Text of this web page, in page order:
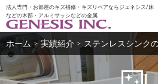
法人専門・お部屋のキズ補修・キズリペアならジェネシス/床
などの木部・アルミサッシなどの金属
ホーム ＞ 実績紹介 ＞ ステンレスシンク